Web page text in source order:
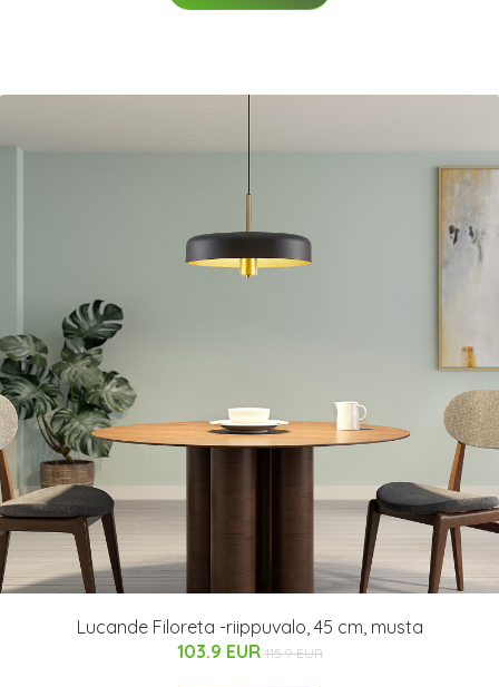
Lucande Filoreta -riippuvalo, 45 cm, musta
103.9 EUR 115.9 EUR